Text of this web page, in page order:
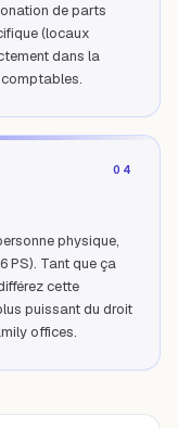
de parts
(locaux
dans la
04
physique,
PS). Tant que ça
cette
puissant du droit
offices.